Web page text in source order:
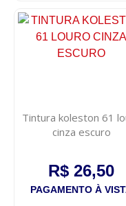
Tintura koleston 61
cinza escuro
R$ 26,50
PAGAMENTO À